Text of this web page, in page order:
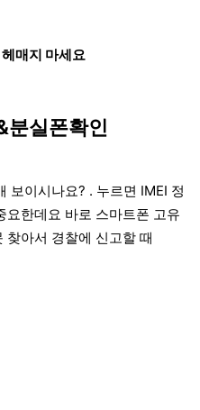
매지 마세요
분실폰확인
보이시나요? . 누르면 IMEI 정
요한데요 바로 스마트폰 고유
찾아서 경찰에 신고할 때